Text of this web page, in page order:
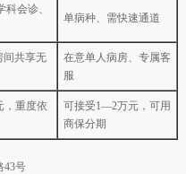
科会诊、
单病种、需快速通道
间共享无
在意单人病房、专属客
服
，重度依
可接受1—2万元，可用
商保分期
号